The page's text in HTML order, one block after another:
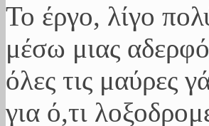
Το έργο, λίγο
μέσω μιας
όλες τις μαύρες
για ό,τι